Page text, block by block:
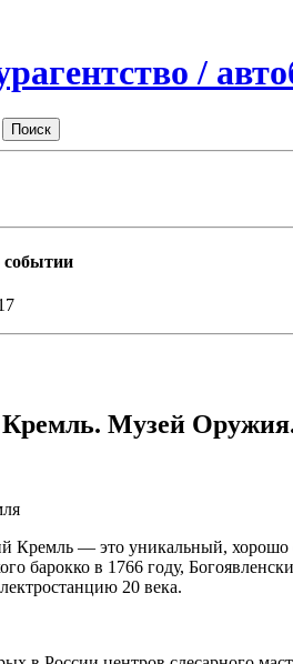
/
Музей
Кремль — это уникальный, хорошо
барокко в 1766 году,
20 века.